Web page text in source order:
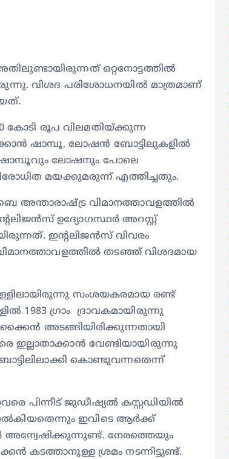
ഒറ്റനോട്ടത്തിൽ
വിശദ പരിശോധനയിൽ മാത്രമാണ്
കോടി രൂപ വിലമതിയ്ക്കുന്ന
ഷാമ്പൂ, ലോഷൻ ബോട്ടിലുകളിൽ
ഷാമ്പൂവും ലോഷനും പോലെ
മയക്കുമരുന്ന് എത്തിച്ചതും.
അന്താരാഷ്ട്ര വിമാനത്താവളത്തിൽ
ഉദ്യോഗസ്ഥർ അറസ്റ്റ്
ഇന്റലിജൻസ് വിവരം
തടഞ്ഞ് വിശദമായ
സംശയകരമായ രണ്ട്
1983 ഗ്രാം ദ്രാവകമായിരുന്നു
അടങ്ങിയിരിക്കുന്നതായി
ഇല്ലാതാക്കാൻ വേണ്ടിയായിരുന്നു
കൊണ്ടുവന്നതെന്ന്
പിന്നീട് ജുഡീഷ്യൽ കസ്റ്റഡിയിൽ
ഇവിടെ ആർക്ക്
നേരത്തെയും
കടത്താനുള്ള ശ്രമം നടന്നിട്ടുണ്ട്.